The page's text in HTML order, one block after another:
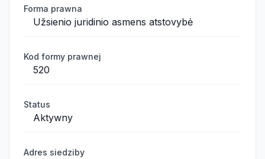
Forma prawna
Užsienio juridinio asmens atstovybė
Kod formy prawnej
520
Status
Aktywny
Adres siedziby